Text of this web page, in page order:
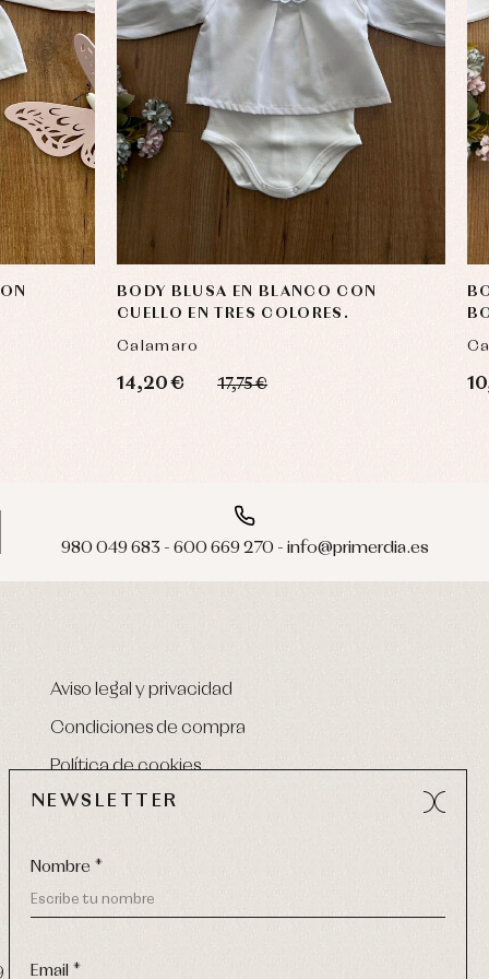
BODY BLUSA EN BLANCO CON
CUELLO EN TRES COLORES.
Calamaro
14,20 € 17,75 €
980 049 683 - 600 669 270 - info@primerdia.es
Aviso legal y privacidad
Condiciones de compra
Política de cookies
270-email:
NEWSLETTER
Nombre *
Email *